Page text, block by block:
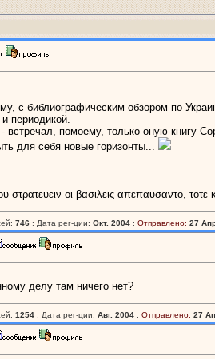
с библиографическим обзором по
периодикой.
- встречал, помоему, только оную книгу
для себя новые горизонты...
στρατευειν οι βασιλεις απεπαυσαντο,
746: Дата рег-ции: Окт. 2004: Отправлено: 27
делу там ничего нет?
1254: Дата рег-ции: Авг. 2004: Отправлено: 27